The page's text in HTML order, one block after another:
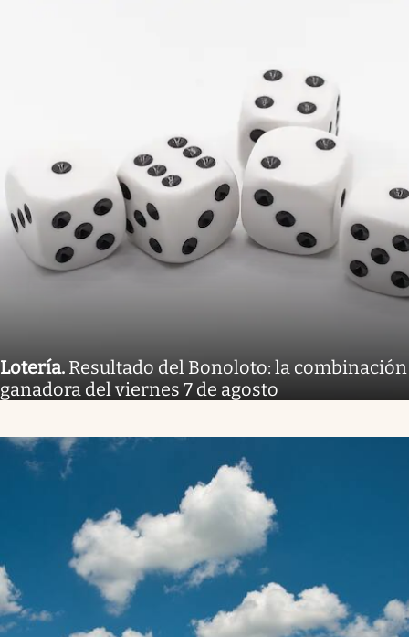
Lotería. Resultado del Bonoloto: la combinación
ganadora del viernes 7 de agosto